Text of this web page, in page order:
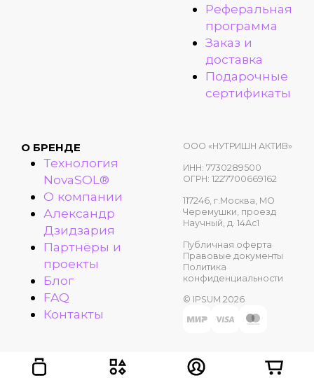
Реферальная
программа
Заказ и
доставка
Подарочные
сертификаты
О БРЕНДЕ
Технология
NovaSOL®
О компании
Александр
Дзидзария
Партнёры и
проекты
Блог
FAQ
Контакты
ООО «НУТРИШН АКТИВ»
ИНН: 7730289500
ОГРН: 1227700669162
117246, г.Москва, МО
Черемушки, проезд
Научный, д. 14Ас1
Публичная оферта
Правовые документы
Политика
конфиденциальности
© IPSUM 2026